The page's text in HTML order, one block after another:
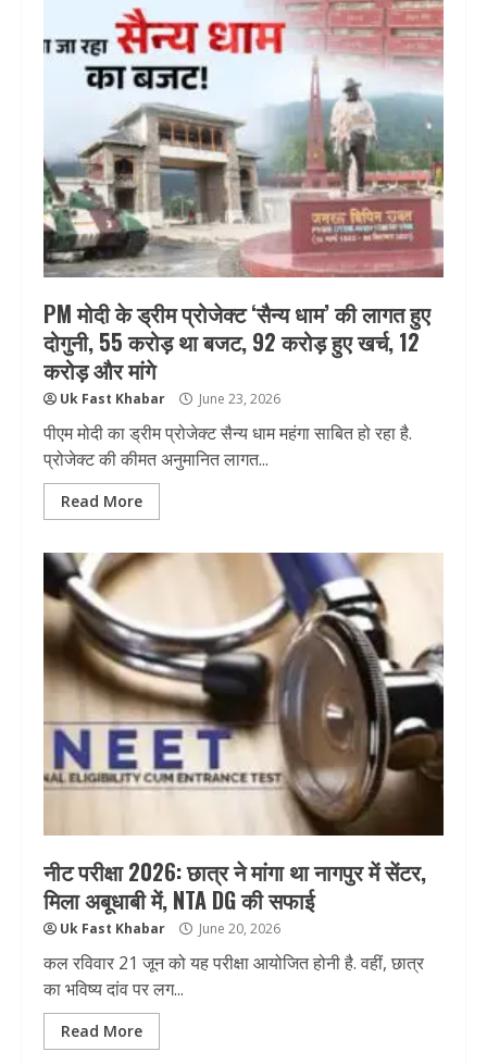
PM मोदी के ड्रीम प्रोजेक्ट ‘सैन्य धाम’ की लागत हुए
दोगुनी, 55 करोड़ था बजट, 92 करोड़ हुए खर्च, 12
करोड़ और मांगे
Uk Fast Khabar June 23, 2026
पीएम मोदी का ड्रीम प्रोजेक्ट सैन्य धाम महंगा साबित हो रहा है.
प्रोजेक्ट की कीमत अनुमानित लागत...
Read More
नीट परीक्षा 2026: छात्र ने मांगा था नागपुर में सेंटर,
मिला अबूधाबी में, NTA DG की सफाई
Uk Fast Khabar June 20, 2026
कल रविवार 21 जून को यह परीक्षा आयोजित होनी है. वहीं, छात्र
का भविष्य दांव पर लग...
Read More